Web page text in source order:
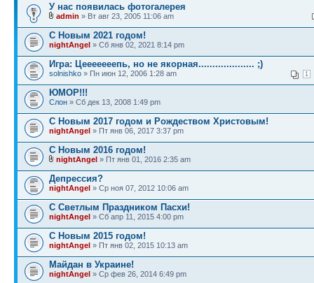
У нас появилась фотогалерея
admin » Вт авг 23, 2005 11:06 am
С Новым 2021 годом!
nightAngel » Сб янв 02, 2021 8:14 pm
Игра: Цeeeeeeепь, но не якорная.................... ;)
1
solnishko » Пн июн 12, 2006 1:28 am
ЮМОР!!!
Слон » Сб дек 13, 2008 1:49 pm
С Новым 2017 годом и Рождеством Христовым!
nightAngel » Пт янв 06, 2017 3:37 pm
С Новым 2016 годом!
nightAngel » Пт янв 01, 2016 2:35 am
Депрессия?
nightAngel » Ср ноя 07, 2012 10:06 am
С Светлым Праздником Пасхи!
nightAngel » Сб апр 11, 2015 4:00 pm
С Новым 2015 годом!
nightAngel » Пт янв 02, 2015 10:13 am
Майдан в Украине!
nightAngel » Ср фев 26, 2014 6:49 pm